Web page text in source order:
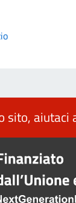
sito, aiutaci